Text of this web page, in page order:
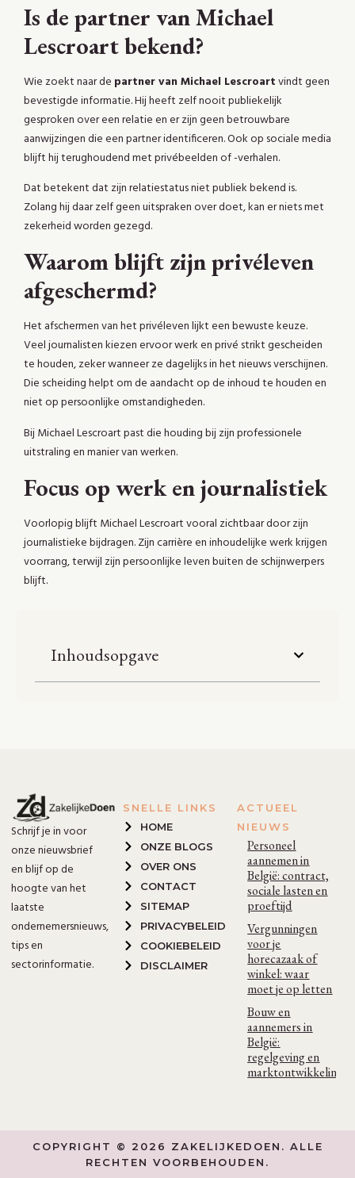
Is de partner van Michael
Lescroart bekend?
Wie zoekt naar de partner van Michael Lescroartvindt geen
bevestigde informatie. Hij heeft zelf nooit publiekelijk
gesproken over een relatie en er zijn geen betrouwbare
aanwijzingen die een partner identificeren. Ook op sociale media
blijft hij terughoudend met privébeelden of -verhalen.
Dat betekent dat zijn relatiestatus niet publiek bekend is.
Zolang hij daar zelf geen uitspraken over doet, kan er niets met
zekerheid worden gezegd.
Waarom blijft zijn privéleven
afgeschermd?
Het afschermen van het privéleven lijkt een bewuste keuze.
Veel journalisten kiezen ervoor werk en privé strikt gescheiden
te houden, zeker wanneer ze dagelijks in het nieuws verschijnen.
Die scheiding helpt om de aandacht op de inhoud te houden en
niet op persoonlijke omstandigheden.
Bij Michael Lescroart past die houding bij zijn professionele
uitstraling en manier van werken.
Focus op werk en journalistiek
Voorlopig blijft Michael Lescroart vooral zichtbaar door zijn
journalistieke bijdragen. Zijn carrière en inhoudelijke werk krijgen
voorrang, terwijl zijn persoonlijke leven buiten de schijnwerpers
blijft.
Inhoudsopgave
Schrijf je in voor
onze nieuwsbrief
en blijf op de
hoogte van het
laatste
ondernemersnieuws,
tips en
sectorinformatie.
SNELLE LINKS
HOME
ONZE BLOGS
OVER ONS
CONTACT
SITEMAP
PRIVACYBELEID
COOKIEBELEID
DISCLAIMER
ACTUEEL
NIEUWS
Personeel
aannemen in
België: contract,
sociale lasten en
proeftijd
Vergunningen
voor je
horecazaak of
winkel: waar
moet je op letten
Bouw en
aannemers in
België:
regelgeving en
marktontwikkelingen
COPYRIGHT © 2026 ZAKELIJKEDOEN. ALLE
RECHTEN VOORBEHOUDEN.